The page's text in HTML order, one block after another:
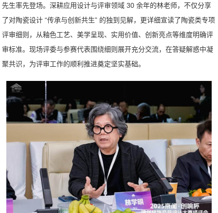
先生率先登场。深耕应用设计与评审领域 30 余年的林老师，不仅分享
了对陶瓷设计 “传承与创新共生” 的独到见解，更详细宣读了陶瓷类专项
评审细则，从釉色工艺、美学呈现、实用价值、创新亮点等维度明确评
审标准。现场评委与参赛代表围绕细则展开充分交流，在答疑解惑中凝
聚共识，为评审工作的顺利推进奠定坚实基础。